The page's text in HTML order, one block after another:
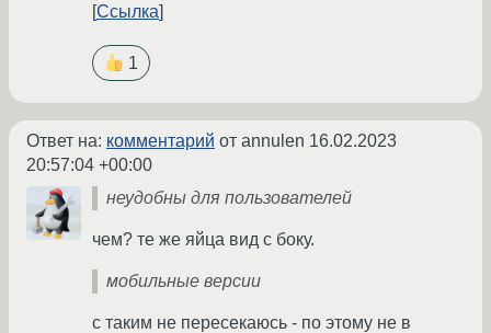
Ссылка
1
Ответ на: комментарий от annulen 16.02.2023
20:57:04 +00:00
неудобны для пользователей
чем? те же яйца вид с боку.
мобильные версии
с таким не пересекаюсь - по этому не в